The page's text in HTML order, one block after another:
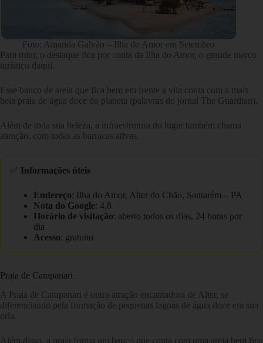
Foto: Amanda Galvão – Ilha do Amor em Setembro
Para mim, o destaque fica por conta da Ilha do Amor, o grande marco
turístico daqui.
Esse banco de areia que fica bem em frente a vila conta com a mais
bela praia de água doce do planeta (palavras do jornal The Guardian).
Além de toda sua beleza, a infraestrutura do lugar também chama
atenção, com todas as barracas ativas.
Informações úteis
Endereço: Ilha do Amor, Alter do Chão, Santarém – PA
Nota do Google: 4,8
Horário de visitação: aberto todos os dias, 24 horas por
dia
Acesso: gratuito
Praia de Carapanari
A Praia de Carapanari é outra atração encantadora de Alter, se
diferenciando pela formação de pequenas lagoas de água doce em sua
orla.
Além disso, a praia forma um banco que conta com uma areia bem fina